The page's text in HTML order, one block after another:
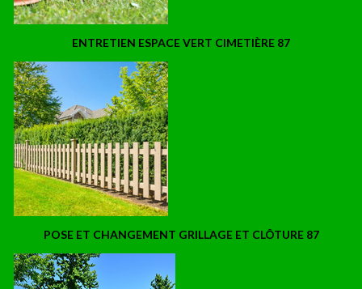
ENTRETIEN ESPACE VERT CIMETIÈRE 87
POSE ET CHANGEMENT GRILLAGE ET CLÔTURE 87